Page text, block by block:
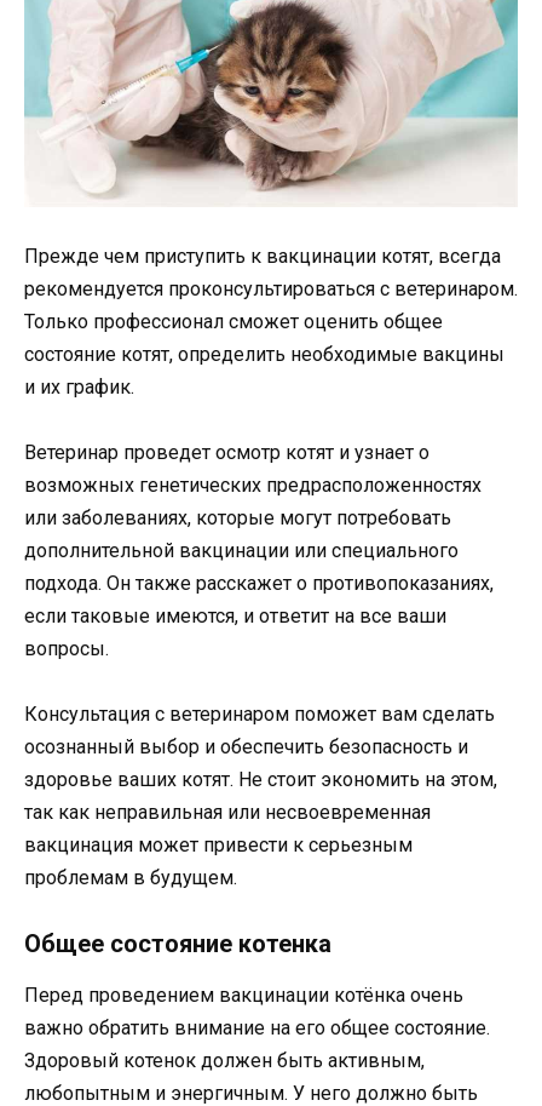
Прежде чем приступить к вакцинации котят, всегда
рекомендуется проконсультироваться с ветеринаром.
Только профессионал сможет оценить общее
состояние котят, определить необходимые вакцины
и их график.
Ветеринар проведет осмотр котят и узнает о
возможных генетических предрасположенностях
или заболеваниях, которые могут потребовать
дополнительной вакцинации или специального
подхода. Он также расскажет о противопоказаниях,
если таковые имеются, и ответит на все ваши
вопросы.
Консультация с ветеринаром поможет вам сделать
осознанный выбор и обеспечить безопасность и
здоровье ваших котят. Не стоит экономить на этом,
так как неправильная или несвоевременная
вакцинация может привести к серьезным
проблемам в будущем.
Общее состояние котенка
Перед проведением вакцинации котёнка очень
важно обратить внимание на его общее состояние.
Здоровый котенок должен быть активным,
любопытным и энергичным. У него должно быть